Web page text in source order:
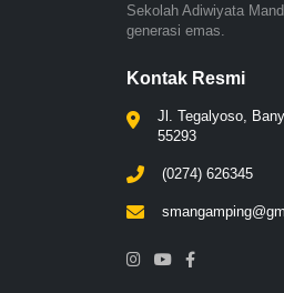
Sekolah Adiwiyata
generasi emas.
Kontak Resmi
Jl. Tegalyoso,
55293
(0274) 626345